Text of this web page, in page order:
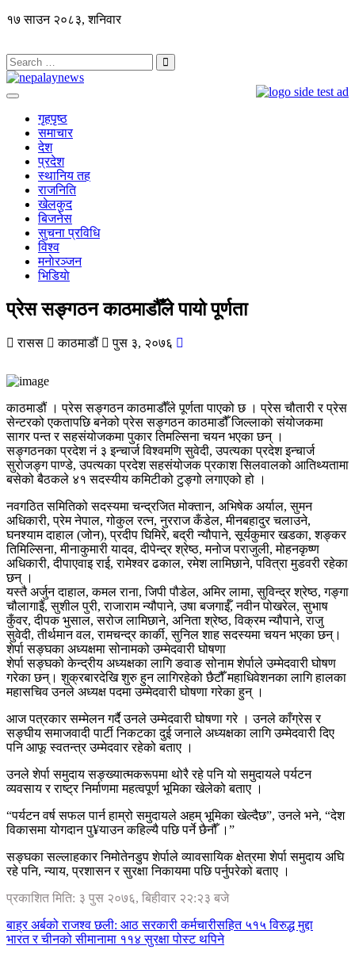
१७ साउन २०८३, शनिवार
गृहपृष्ठ
समाचार
देश
प्रदेश
स्थानिय तह
राजनिति
खेलकुद
बिजनेस
सुचना प्रविधि
विश्व
मनाेरञ्जन
भिडियाे
प्रेस सङ्गठन काठमाडौँले पायो पूर्णता
रासस काठमाडौं पुस ३, २०७६
काठमाडौं । प्रेस सङ्गठन काठमाडौँले पूर्णता पाएको छ । प्रेस चौतारी र प्रेस
सेन्टरको एकतापछि बनेको प्रेस सङ्गठन काठमाडौँ जिल्लाको संयोजकमा
सागर पन्त र सहसंयोजकमा पुकार तिमल्सिना चयन भएका छन् ।
सङ्गठनका प्रदेश नं ३ इन्चार्ज विश्वमणि सुवेदी, उपत्यका प्रदेश इन्चार्ज
सुरोजङ्ग पाण्डे, उपत्यका प्रदेश सहसंयोजक प्रकाश सिलवालको आतिथ्यतामा
बसेको बैठकले ४१ सदस्यीय कमिटीको टुङ्गो लगाएको हो ।
नवगठित समितिको सदस्यमा चन्द्रजित मोक्तान, अभिषेक अर्याल, सुमन
अधिकारी, प्रेम नेपाल, गोकुल रत्न, नुरराज कँडेल, मीनबहादुर चलाउने,
घनश्याम दाहाल (जोन), प्रदीप घिमिरे, बद्री न्यौपाने, सूर्यकुमार खडका, शङ्कर
तिमिल्सिना, मीनाकुमारी यादव, दीपेन्द्र श्रेष्ठ, मनोज पराजुली, मोहनकृष्ण
अधिकारी, दीपाएवाइ राई, रामेश्वर ढकाल, रमेश लामिछाने, पवित्रा मुडवरी रहेका
छन् ।
यस्तै अर्जुन दाहाल, कमल राना, जिपी पौडेल, अमिर लामा, सुविन्द्र श्रेष्ठ, गङ्गा
चौलागाइैं, सुशील पुरी, राजाराम न्यौपाने, उषा बजगाईँ, नवीन पोखरेल, सुभाष
कुँवर, दीपक भुसाल, सरोज लामिछाने, अनिता श्रेष्ठ, विक्रम न्यौपाने, राजु
सुवेदी, तीर्थमान वल, रामचन्द्र कार्की, सुनिल शाह सदस्यमा चयन भएका छन्।
शेर्पा सङ्घका अध्यक्षमा सोनामको उम्मेदवारी घोषणा
शेर्पा सङ्घको केन्द्रीय अध्यक्षका लागि ङवाङ सोनाम शेर्पाले उम्मेदवारी घोषण
गरेका छन्। शुक्रबारदेखि शुरु हुन लागिरहेको छैटौँ महाधिवेशनका लागि हालका
महासचिव उनले अध्यक्ष पदमा उम्मेदवारी घोषणा गरेका हुन् ।
आज पत्रकार सम्मेलन गर्दै उनले उम्मेदवारी घोषणा गरे । उनले काँग्रेस र
सङ्घीय समाजवादी पार्टी निकटका दुई जनाले अध्यक्षका लागि उम्मेदवारी दिए
पनि आफू स्वतन्त्र उम्मेदवार रहेको बताए ।
उनले शेर्पा समुदाय सङ्ख्यात्मकरूपमा थोरै रहे पनि यो समुदायले पर्यटन
व्यवसाय र राष्ट्र निर्माणमा महत्वपूर्ण भूमिका खेलेको बताए ।
“पर्यटन वर्ष सफल पार्न हाम्रो समुदायले अहम् भूमिका खेल्दैछ”, उनले भने, “देश
विकासमा योगदान पु¥याउन कहिल्यै पछि पर्ने छैनौँ ।”
सङ्घका सल्लाहकार निमोतेनडुप शेर्पाले व्यावसायिक क्षेत्रमा शेर्पा समुदाय अघि
रहे पनि, न्याय, प्रशासन र सुरक्षा निकायमा पछि पर्नुपरेको बताए ।
प्रकाशित मिति: ३ पुस २०७६, बिहीवार २२:२३ बजे
बाह्र अर्बको राजश्व छली: आठ सरकारी कर्मचारीसहित ५१५ विरुद्ध मुद्दा
भारत र चीनको सीमानामा ११४ सुरक्षा पोस्ट थपिने